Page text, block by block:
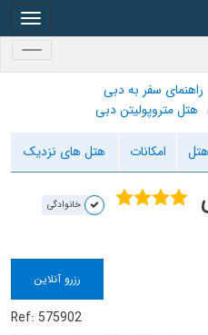
راهنمای سفر به دبی
هتل متروپولیتن دبی
امکانات هتل های نزدیک
خانوادگی
رزرو آنلاین
Ref: 575902